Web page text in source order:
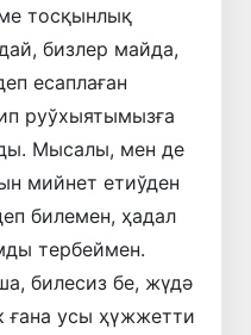
тосқынлық
бизлер майда,
есаплаған
руўхыятымызға
Мысалы, мен де
мийнет етиўден
билемен, ҳадал
тербеймен.
билесиз бе, жүдә
ғана усы ҳүжжетти